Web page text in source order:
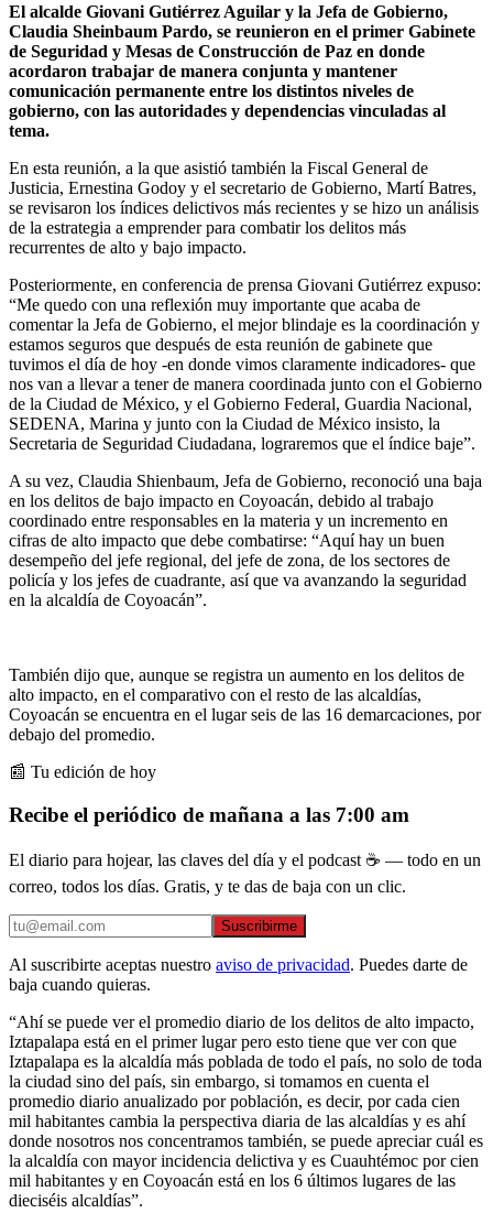
El alcalde Giovani Gutiérrez Aguilar y la Jefa de Gobierno,
Claudia Sheinbaum Pardo, se reunieron en el primer Gabinete
de Seguridad y Mesas de Construcción de Paz en donde
acordaron trabajar de manera conjunta y mantener
comunicación permanente entre los distintos niveles de
gobierno, con las autoridades y dependencias vinculadas al
tema.
En esta reunión, a la que asistió también la Fiscal General de
Justicia, Ernestina Godoy y el secretario de Gobierno, Martí Batres,
se revisaron los índices delictivos más recientes y se hizo un análisis
de la estrategia a emprender para combatir los delitos más
recurrentes de alto y bajo impacto.
Posteriormente, en conferencia de prensa Giovani Gutiérrez expuso:
“Me quedo con una reflexión muy importante que acaba de
comentar la Jefa de Gobierno, el mejor blindaje es la coordinación y
estamos seguros que después de esta reunión de gabinete que
tuvimos el día de hoy -en donde vimos claramente indicadores- que
nos van a llevar a tener de manera coordinada junto con el Gobierno
de la Ciudad de México, y el Gobierno Federal, Guardia Nacional,
SEDENA, Marina y junto con la Ciudad de México insisto, la
Secretaria de Seguridad Ciudadana, lograremos que el índice baje”.
A su vez, Claudia Shienbaum, Jefa de Gobierno, reconoció una baja
en los delitos de bajo impacto en Coyoacán, debido al trabajo
coordinado entre responsables en la materia y un incremento en
cifras de alto impacto que debe combatirse: “Aquí hay un buen
desempeño del jefe regional, del jefe de zona, de los sectores de
policía y los jefes de cuadrante, así que va avanzando la seguridad
en la alcaldía de Coyoacán”.
También dijo que, aunque se registra un aumento en los delitos de
alto impacto, en el comparativo con el resto de las alcaldías,
Coyoacán se encuentra en el lugar seis de las 16 demarcaciones, por
debajo del promedio.
📰 Tu edición de hoy
Recibe el periódico de mañana a las 7:00 am
El diario para hojear, las claves del día y el podcast ☕ — todo en un
correo, todos los días. Gratis, y te das de baja con un clic.
Suscribirme
Al suscribirte aceptas nuestro aviso de privacidad. Puedes darte de
baja cuando quieras.
“Ahí se puede ver el promedio diario de los delitos de alto impacto,
Iztapalapa está en el primer lugar pero esto tiene que ver con que
Iztapalapa es la alcaldía más poblada de todo el país, no solo de toda
la ciudad sino del país, sin embargo, si tomamos en cuenta el
promedio diario anualizado por población, es decir, por cada cien
mil habitantes cambia la perspectiva diaria de las alcaldías y es ahí
donde nosotros nos concentramos también, se puede apreciar cuál es
la alcaldía con mayor incidencia delictiva y es Cuauhtémoc por cien
mil habitantes y en Coyoacán está en los 6 últimos lugares de las
dieciséis alcaldías”.